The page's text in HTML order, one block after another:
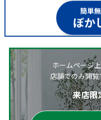
簡単
ぼか
ホームページ
店舗でのみ閲
来店限